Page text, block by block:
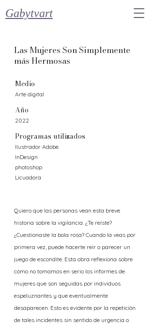
Gabytvart
Las Mujeres Son Simplemente
más Hermosas
Medio
Arte digital
Año
2022
Programas utilizados
Ilustrador Adobe
InDesign
photoshop
Licuadora
Quiero que las personas vean esta breve
historia sobre la vigilancia. ¿Te reíste?
¿Cuestionaste la bola rosa? Cuando la veas por
primera vez, puede hacerte reír o parecer un
juego de escondite. Esta obra reflexiona sobre
cómo no tomamos en serio los informes de
mujeres que son seguidas por individuos
espeluznantes y que eventualmente
desaparecen. Esto es evidente por la repetición
de tales incidentes sin sentido de urgencia o